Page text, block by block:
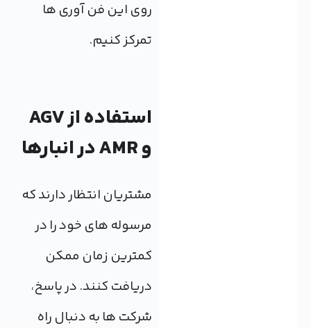
روی این فن آوری ها
تمرکز کنیم.
استفاده از AGV
و AMR در انبارها
مشتریان انتظار دارند که
مرسوله های خود را در
کمترین زمان ممکن
دریافت کنند. در پاسخ،
شرکت ها به دنبال راه